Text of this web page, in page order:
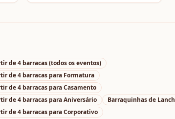
de 4 barracas(todos os eventos)
de 4 barracas para Formatura
de 4 barracas paraCasamento
de 4 barracas paraAniversário Barraquinhas de
de 4 barracas paraCorporativo